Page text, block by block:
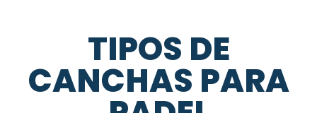
TIPOS DE
CANCHAS PARA